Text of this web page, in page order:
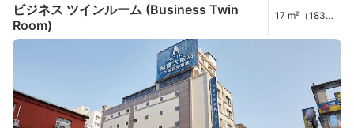
ビジネス ツインルーム (Business Twin
Room)
17 m²（183